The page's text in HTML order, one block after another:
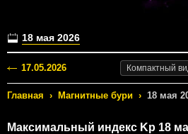
18 мая 2026
17.05.2026 Компактный
Главная › Магнитные бури › 18 мая
Максимальный индекс Kp 18